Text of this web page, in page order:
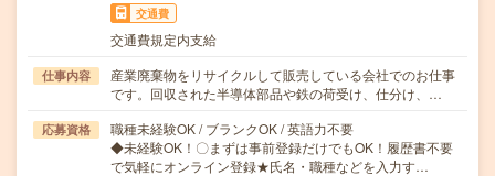
交通費
交通費規定内支給
仕事内容
産業廃棄物をリサイクルして販売している会社でのお仕事
です。回収された半導体部品や鉄の荷受け、仕分け、…
応募資格
職種未経験OK / ブランクOK / 英語力不要
◆未経験OK！〇まずは事前登録だけでもOK！履歴書不要
で気軽にオンライン登録★氏名・職種などを入力す…